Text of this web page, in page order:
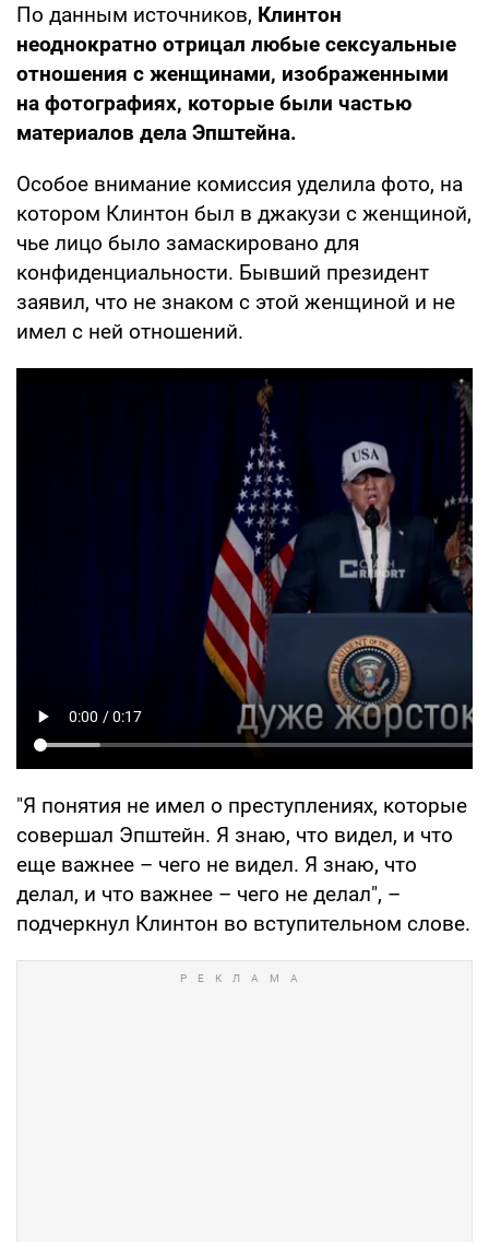
По данным источников, Клинтон
неоднократно отрицал любые сексуальные
отношения с женщинами, изображенными
на фотографиях, которые были частью
материалов дела Эпштейна.
Особое внимание комиссия уделила фото, на
котором Клинтон был в джакузи с женщиной,
чье лицо было замаскировано для
конфиденциальности. Бывший президент
заявил, что не знаком с этой женщиной и не
имел с ней отношений.
"Я понятия не имел о преступлениях, которые
совершал Эпштейн. Я знаю, что видел, и что
еще важнее – чего не видел. Я знаю, что
делал, и что важнее – чего не делал", –
подчеркнул Клинтон во вступительном слове.